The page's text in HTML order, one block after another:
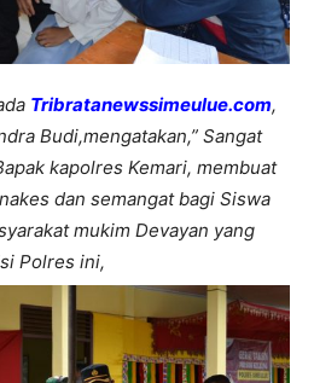
Tribratanewssimeulue.com,
Budi,mengatakan,” Sangat
kapolres Kemari, membuat
dan semangat bagi Siswa
mukim Devayan yang
Polres ini,